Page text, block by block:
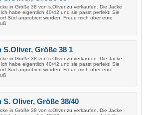
in Größe 38 von s.Oliver zu verkaufen. Die Jacke
habe eigentlich 40/42 und sie passt perfekt! Sie
Süd anprobiert werden. Freue mich über eure
S.Oliver, Größe 38 1
in Größe 38 von s.Oliver zu verkaufen. Die Jacke
habe eigentlich 40/42 und sie passt perfekt! Sie
Süd anprobiert werden. Freue mich über eure
S. Oliver, Größe 38/40
in Größe 38 von s.Oliver zu verkaufen. Die Jacke